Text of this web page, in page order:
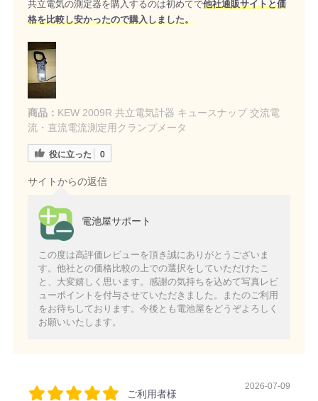
共立電気の測定器を購入するのは初めてで他社通販サイトと価
格を比較し安かったので購入しました。
商品： KEW 2009R 共立電気計器 キュースナップ 交流電
流・直流電流測定用クランプメータ
役に立った 0
サイトからの返信
電池屋サポート
この度は高評価レビューを頂き誠にありがとうございま
す。他社との価格比較の上での選択をしていただけたこ
と、大変嬉しく思います。感謝の気持ちを込めて写真レビ
ューポイントを付与させていただきました。またのご利用
をお待ちしております。今後とも電池屋をどうぞよろしく
お願いいたします。
ご利用者様
2026-07-09